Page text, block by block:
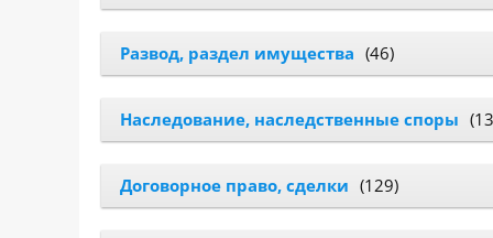
+7 (901) 511-80-52
Развод, раздел имущества (46)
Наследование, наследственные споры
Договорное право, сделки (129)